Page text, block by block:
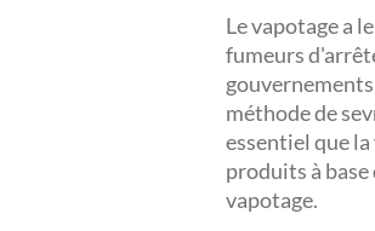
Le vapotage a
fumeurs
méthode de
essentiel que
produits à
vapotage.